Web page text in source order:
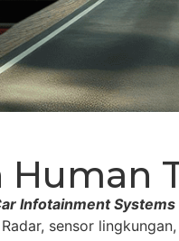
Infotainment Systems
Radar, sensor